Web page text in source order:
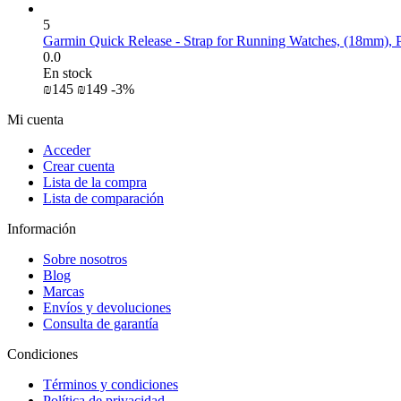
5
Garmin Quick Release - Strap for Running Watches, (18mm),
0.0
En stock
₪‍145‍ ₪‍149‍ -3%
Mi cuenta
Acceder
Crear cuenta
Lista de la compra
Lista de comparación
Información
Sobre nosotros
Blog
Marcas
Envíos y devoluciones
Consulta de garantía
Condiciones
Términos y condiciones